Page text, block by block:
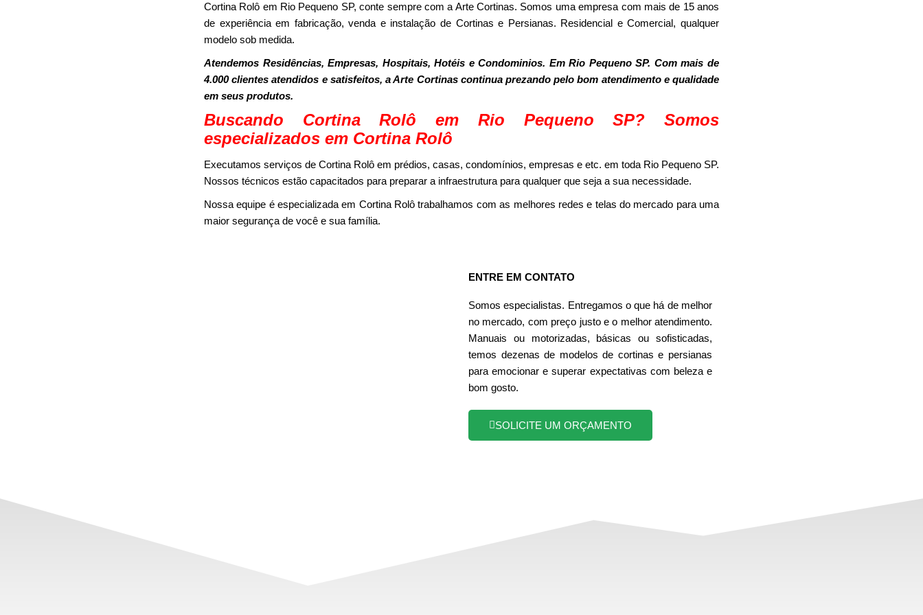
Cortina Rolô em Rio Pequeno SP, conte sempre com a Arte Cortinas. Somos uma empresa com mais de 15 anos
de experiência em fabricação, venda e instalação de Cortinas e Persianas. Residencial e Comercial, qualquer
modelo sob medida.
Atendemos Residências, Empresas, Hospitais, Hotéis e Condominios. Em Rio Pequeno SP. Com mais de
4.000 clientes atendidos e satisfeitos, a Arte Cortinas continua prezando pelo bom atendimento e qualidade
em seus produtos.
Buscando Cortina Rolô em Rio Pequeno SP? Somos
especializados em Cortina Rolô
Executamos serviços de Cortina Rolô em prédios, casas, condomínios, empresas e etc. em toda Rio Pequeno SP.
Nossos técnicos estão capacitados para preparar a infraestrutura para qualquer que seja a sua necessidade.
Nossa equipe é especializada em Cortina Rolô trabalhamos com as melhores redes e telas do mercado para uma
maior segurança de você e sua família.
ENTRE EM CONTATO
Somos especialistas. Entregamos o que há de melhor
no mercado, com preço justo e o melhor atendimento.
Manuais ou motorizadas, básicas ou sofisticadas,
temos dezenas de modelos de cortinas e persianas
para emocionar e superar expectativas com beleza e
bom gosto.
SOLICITE UM ORÇAMENTO